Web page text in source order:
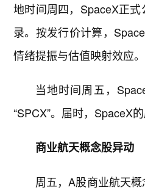
地时间周四，SpaceX正
录。按发行价计算，
情绪提振与估值映射效应。
当地时间周五，
“SPCX”。届时，SpaceX
商业航天概念股异动
周五，A股商业航天